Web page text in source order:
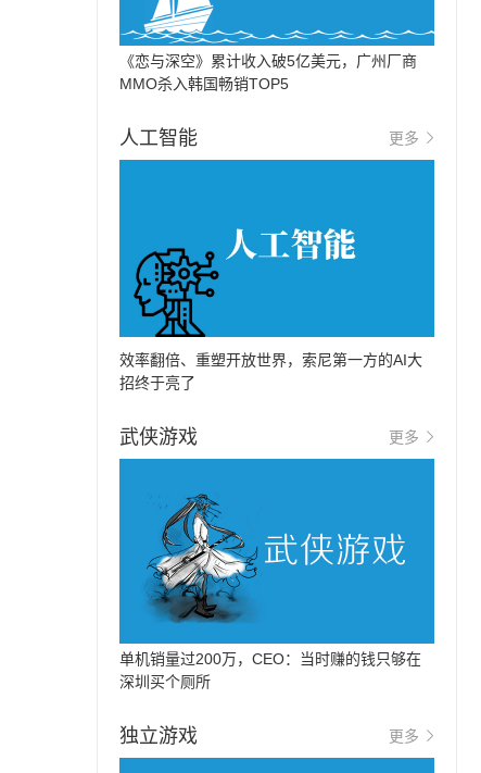
《恋与深空》累计收入破5亿美元，广州厂商
MMO杀入韩国畅销TOP5
人工智能 更多
效率翻倍、重塑开放世界，索尼第一方的AI大
招终于亮了
武侠游戏 更多
单机销量过200万，CEO：当时赚的钱只够在
深圳买个厕所
独立游戏 更多